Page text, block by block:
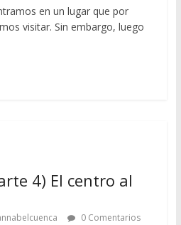
en un lugar que por
visitar. Sin embargo, luego
4) El centro al
0 Comentarios